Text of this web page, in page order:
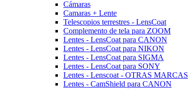
Cámaras
Camaras + Lente
Telescopios terrestres - LensCoat
Complemento de tela para ZOOM
Lentes - LensCoat para CANON
Lentes - LensCoat para NIKON
Lentes - LensCoat para SIGMA
Lentes - LensCoat para SONY
Lentes - Lenscoat - OTRAS MARCAS
Lentes - CamShield para CANON